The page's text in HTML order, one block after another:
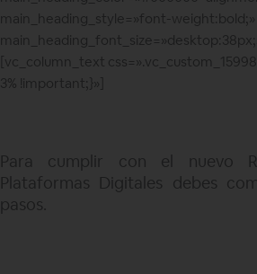
main_heading_style=»font-weight:bold;»
[vc_column_text
3% !important;}»]
Para cumplir con el nuevo
Plataformas Digitales debes
pasos.